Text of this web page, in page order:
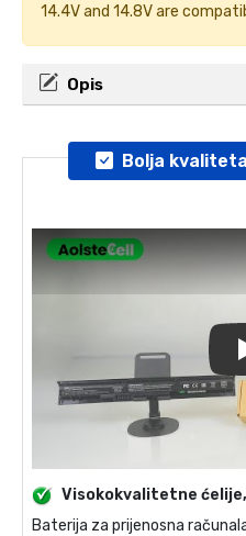
14.4V and 14.8V are
Opis
Bolja
Visokokvalitetne
Baterija za prijenosna